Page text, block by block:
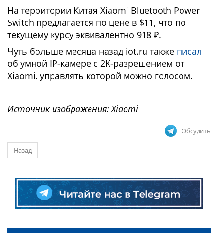
На территории Китая Xiaomi Bluetooth Power
Switch предлагается по цене в $11, что по
текущему курсу эквивалентно 918 ₽.
Чуть больше месяца назад iot.ru также писал
об умной IP-камере с 2K-разрешением от
Xiaomi, управлять которой можно голосом.
Источник изображения: Xiaomi
Обсудить
Назад